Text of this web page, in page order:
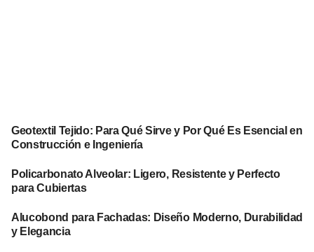
Geotextil Tejido: Para Qué Sirve y Por Qué Es Esencial en
Construcción e Ingeniería
Policarbonato Alveolar: Ligero, Resistente y Perfecto
para Cubiertas
Alucobond para Fachadas: Diseño Moderno, Durabilidad
y Elegancia